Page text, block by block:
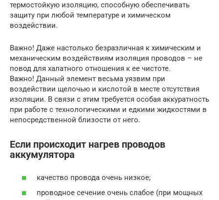
термостойкую изоляцию, способную обеспечивать
защиту при любой температуре и химическом
воздействии.
Важно! Даже настолько безразличная к химическим и
механическим воздействиям изоляция проводов – не
повод для халатного отношения к ее чистоте.
Важно! Данный элемент весьма уязвим при
воздействии щелочью и кислотой в месте отсутствия
изоляции. В связи с этим требуется особая аккуратность
при работе с технологическими и едкими жидкостями в
непосредственной близости от него.
Если происходит нагрев проводов
аккумулятора
качество провода очень низкое;
проводное сечение очень слабое (при мощных